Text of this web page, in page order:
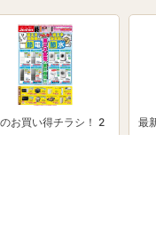
お買い得チラシ！ 2 最